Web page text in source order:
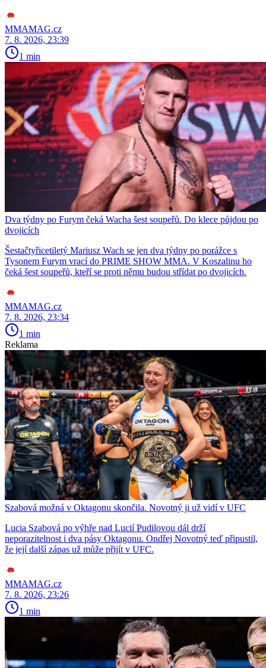
MMAMAG.cz
7. 8. 2026, 23:39
1 min
Dva týdny po Furym čeká Wacha šest soupeřů. Do klece půjdou po
dvojicích
Šestačtyřicetiletý Mariusz Wach se jen dva týdny po porážce s
Tysonem Furym vrací do PRIME SHOW MMA. V Koszalinu ho
čeká šest soupeřů, kteří se proti němu budou střídat po dvojicích.
MMAMAG.cz
7. 8. 2026, 23:34
1 min
Reklama
Szabová možná v Oktagonu skončila. Novotný ji už vidí v UFC
Lucia Szabová po výhře nad Lucií Pudilovou dál drží
neporazitelnost i dva pásy Oktagonu. Ondřej Novotný teď připustil,
že její další zápas už může přijít v UFC.
MMAMAG.cz
7. 8. 2026, 23:26
1 min